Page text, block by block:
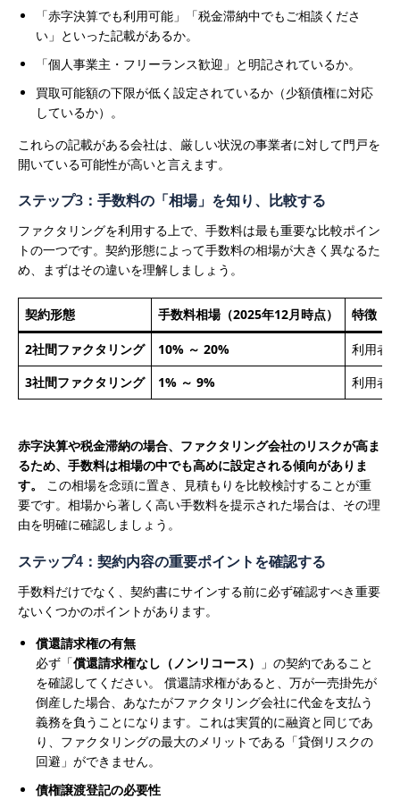
「赤字決算でも利用可能」「税金滞納中でもご相談くださ
い」といった記載があるか。
「個人事業主・フリーランス歓迎」と明記されているか。
買取可能額の下限が低く設定されているか（少額債権に対応
しているか）。
これらの記載がある会社は、厳しい状況の事業者に対して門戸を
開いている可能性が高いと言えます。
ステップ3：手数料の「相場」を知り、比較する
ファクタリングを利用する上で、手数料は最も重要な比較ポイン
トの一つです。契約形態によって手数料の相場が大きく異なるた
め、まずはその違いを理解しましょう。
契約形態 手数料相場（2025年12月時点） 特徴
2社間ファクタリング 10% ～ 20%
利用者
3社間ファクタリング
1% ～ 9% 利用者
赤字決算や税金滞納の場合、ファクタリング会社のリスクが高ま
るため、手数料は相場の中でも高めに設定される傾向がありま
す。
この相場を念頭に置き、見積もりを比較検討することが重
要です。相場から著しく高い手数料を提示された場合は、その理
由を明確に確認しましょう。
ステップ4：契約内容の重要ポイントを確認する
手数料だけでなく、契約書にサインする前に必ず確認すべき重要
ないくつかのポイントがあります。
償還請求権の有無
必ず「償還請求権なし（ノンリコース）
」の契約であること
を確認してください。 償還請求権があると、万が一売掛先が
倒産した場合、あなたがファクタリング会社に代金を支払う
義務を負うことになります。これは実質的に融資と同じであ
り、ファクタリングの最大のメリットである「貸倒リスクの
回避」ができません。
債権譲渡登記の必要性